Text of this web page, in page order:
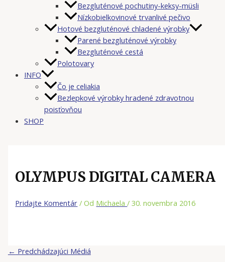
Bezgluténové pochutiny-keksy-müsli
Nízkobielkovinové trvanlivé pečivo
Hotové bezgluténové chladené výrobky
Parené bezgluténové výrobky
Bezgluténové cestá
Polotovary
INFO
Čo je celiakia
Bezlepkové výrobky hradené zdravotnou
poisťovňou
SHOP
OLYMPUS DIGITAL CAMERA
Pridajte Komentár / Od Michaela/30. novembra 2016
← Predchádzajúci Médiá